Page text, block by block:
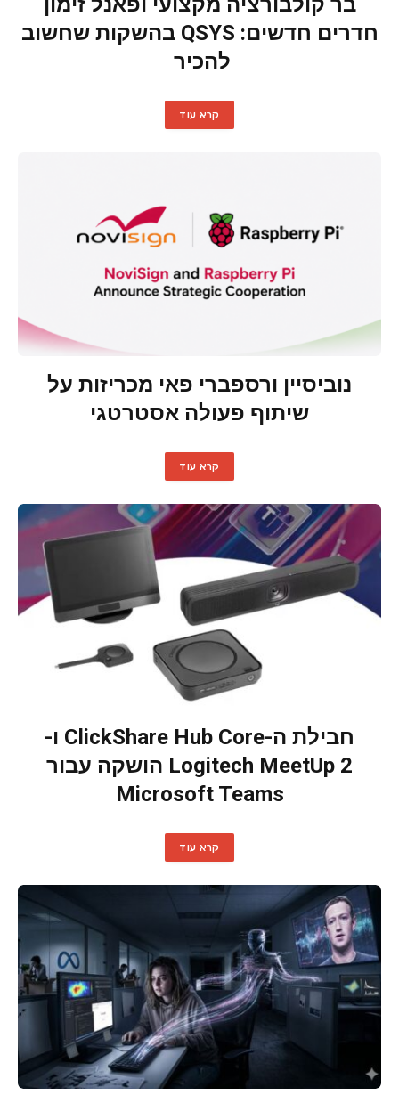
חדרים חדשים: QSYS בהשקות שחשוב
להכיר
קרא עוד
נוביסיין ורספברי פאי מכריזות על
שיתוף פעולה אסטרטגי
קרא עוד
חבילת ה-ClickShare Hub Core ו-
Logitech MeetUp 2 הושקה עבור
Microsoft Teams
קרא עוד